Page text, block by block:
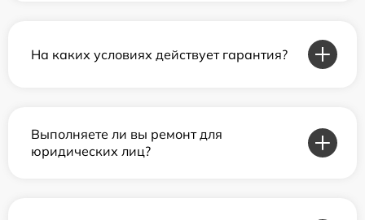
На каких условиях действует гарантия?
Выполняете ли вы ремонт для
юридических лиц?